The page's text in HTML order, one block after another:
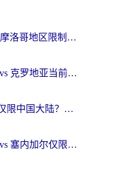
在国外看世界杯法国VS摩洛哥地区限制？这篇指南让你流畅看中文解说无压力
在国外看世界杯英格兰 vs 克罗地亚当前地区不可播放？这篇指南帮你搞定所有海外观赛难题
在海外看央视频世界杯仅限中国大陆？这篇指南帮你解锁中文解说+无卡顿直播
在海外看世界杯比利时 vs 塞内加尔仅限中国大陆？我找到了最流畅的中文解说之路